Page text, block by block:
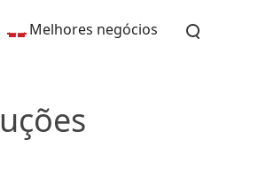
Melhores negócios